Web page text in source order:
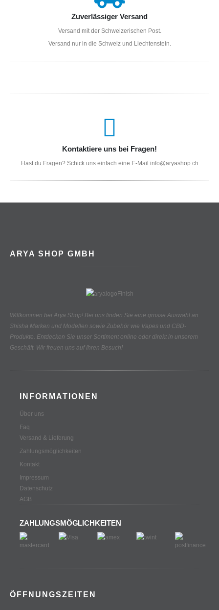
Zuverlässiger Versand
Versand mit der Schweizerischen Post.
Versand nur in die Schweiz und Liechtenstein.
Kontaktiere uns bei Fragen!
Hast du Fragen? Schick uns einfach eine E-Mail info@aryashop.ch
ARYA SHOP GMBH
Willkommen bei Arya Shop! Bei uns finden Sie eine grosse Auswahl an
Shisha Marken und Modellen sowie Zubehör wie Vapes und CBD-
Produkte. Entdecken Sie unser Sortiment online oder direkt in unserem
Geschäft. Wir freuen uns auf Ihren Besuch!
INFORMATIONEN
Über uns
Faq
Versand & Lieferung
Zahlungsmöglichkeiten
Kontakt
Impressum
Datenschutz
AGB
ZAHLUNGSMÖGLICHKEITEN
ÖFFNUNGSZEITEN